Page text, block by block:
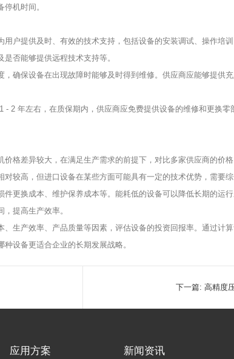
机时间。
户提供及时、有效的技术支持，包括设备的安装调试、操作培
否能够提供远程技术支持等。
确保设备在出现故障时能够及时得到维修。供应商应能够提供
- 2 年左右，在质保期内，供应商应免费提供设备的维修和更换
格差异较大，在满足生产需求的前提下，对比多家供应商的价
较高，但进口设备在某些方面可能具有一定的技术优势，需要综
更换成本、维护保养成本等。能耗低的设备可以降低长期的运
提高生产效率。
生产效率、产品质量等因素，评估设备的投资回报率。通过计
设备更适合企业的长期发展战略。
下一篇: 高精度
应用方案 新闻资讯